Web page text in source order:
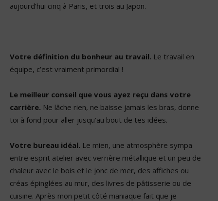
aujourd’hui cinq à Paris, et trois au Japon.
Votre définition du bonheur au travail. Le travail en
équipe, c’est vraiment primordial !
Le meilleur conseil que vous ayez reçu dans votre
carrière. Ne lâche rien, ne baisse jamais les bras, donne
toi à fond pour aller jusqu’au bout de tes idées.
Votre bureau idéal. Le mien, une atmosphère sympa
entre esprit atelier avec verrière métallique et un peu de
chaleur avec le bois et le jonc de mer, des affiches ou
créas épinglées au mur, des livres de pâtisserie ou de
cuisine. Après mon petit côté maniaque fait que je